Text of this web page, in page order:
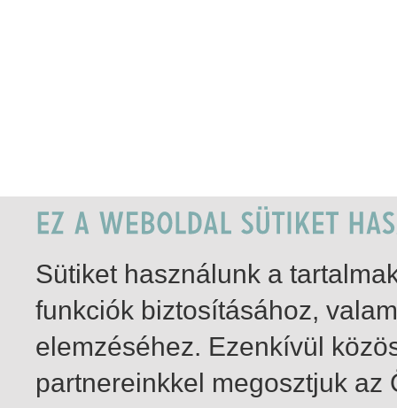
Sütiket használunk a
funkciók biztosításához,
elemzéséhez. Ezenkívül
partnereinkkel megosztjuk